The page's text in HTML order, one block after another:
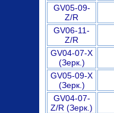
GV05-09-
Z/R
GV06-11-
Z/R
GV04-07-X
(Зерк.)
GV05-09-X
(Зерк.)
GV04-07-
Z/R (Зерк.)